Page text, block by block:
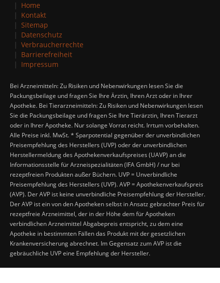
Home
Kontakt
Sitemap
Datenschutz
Verbraucherrechte
Barrierefreiheit
Impressum
Bei Arzneimitteln: Zu Risiken und Nebenwirkungen lesen Sie die
Packungsbeilage und fragen Sie Ihre Ärztin, Ihren Arzt oder in Ihrer
Apotheke. Bei Tierarzneimitteln: Zu Risiken und Nebenwirkungen lesen
Sie die Packungsbeilage und fragen Sie Ihre Tierärztin, Ihren Tierarzt
oder in Ihrer Apotheke. Nur solange Vorrat reicht. Irrtum vorbehalten.
Alle Preise inkl. MwSt. * Sparpotential gegenüber der unverbindlichen
Preisempfehlung des Herstellers (UVP) oder der unverbindlichen
Herstellermeldung des Apothekenverkaufspreises (UAVP) an die
Informationsstelle für Arzneispezialitäten (IFA GmbH) / nur bei
rezeptfreien Produkten außer Büchern. UVP = Unverbindliche
Preisempfehlung des Herstellers (UVP). AVP = Apothekenverkaufspreis
(AVP). Der AVP ist keine unverbindliche Preisempfehlung der Hersteller.
Der AVP ist ein von den Apotheken selbst in Ansatz gebrachter Preis für
rezeptfreie Arzneimittel, der in der Höhe dem für Apotheken
verbindlichen Arzneimittel Abgabepreis entspricht, zu dem eine
Apotheke in bestimmten Fällen das Produkt mit der gesetzlichen
Krankenversicherung abrechnet. Im Gegensatz zum AVP ist die
gebräuchliche UVP eine Empfehlung der Hersteller.